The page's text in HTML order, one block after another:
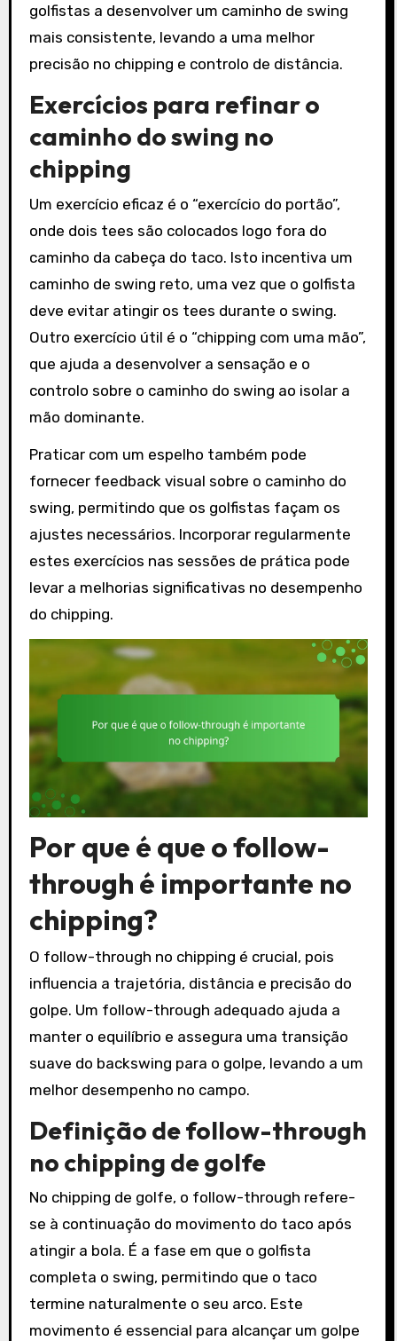
golfistas a desenvolver um caminho de swing
mais consistente, levando a uma melhor
precisão no chipping e controlo de distância.
Exercícios para refinar o
caminho do swing no
chipping
Um exercício eficaz é o “exercício do portão”,
onde dois tees são colocados logo fora do
caminho da cabeça do taco. Isto incentiva um
caminho de swing reto, uma vez que o golfista
deve evitar atingir os tees durante o swing.
Outro exercício útil é o “chipping com uma mão”,
que ajuda a desenvolver a sensação e o
controlo sobre o caminho do swing ao isolar a
mão dominante.
Praticar com um espelho também pode
fornecer feedback visual sobre o caminho do
swing, permitindo que os golfistas façam os
ajustes necessários. Incorporar regularmente
estes exercícios nas sessões de prática pode
levar a melhorias significativas no desempenho
do chipping.
Por que é que o follow-
through é importante no
chipping?
O follow-through no chipping é crucial, pois
influencia a trajetória, distância e precisão do
golpe. Um follow-through adequado ajuda a
manter o equilíbrio e assegura uma transição
suave do backswing para o golpe, levando a um
melhor desempenho no campo.
Definição de follow-through
no chipping de golfe
No chipping de golfe, o follow-through refere-
se à continuação do movimento do taco após
atingir a bola. É a fase em que o golfista
completa o swing, permitindo que o taco
termine naturalmente o seu arco. Este
movimento é essencial para alcançar um golpe